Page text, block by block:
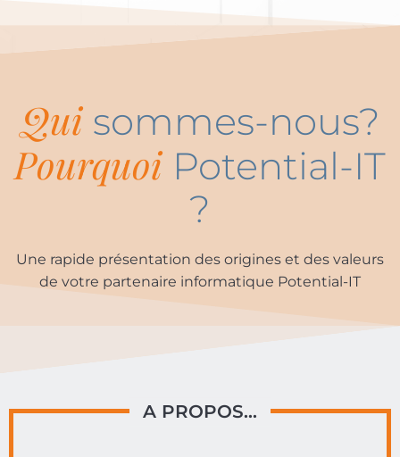
Qui sommes-nous?
Pourquoi Potential-IT
?
Une rapide présentation des origines et des valeurs
de votre partenaire informatique Potential-IT
A PROPOS…